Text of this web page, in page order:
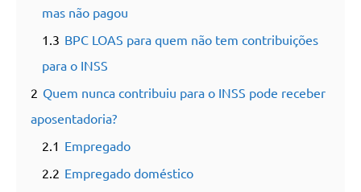
mas não pagou
1.3 BPC LOAS para quem não tem contribuições
para o INSS
2 Quem nunca contribuiu para o INSS pode receber
aposentadoria?
2.1 Empregado
2.2 Empregado doméstico